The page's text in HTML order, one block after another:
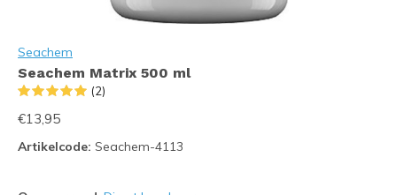
Seachem
Seachem Matrix 500 ml
(2)
€13,95
Artikelcode: Seachem-4113